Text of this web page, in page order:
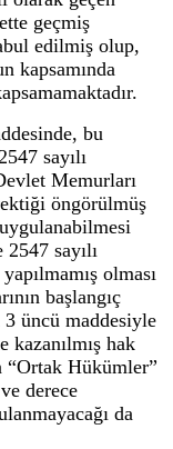
geçmiş
edilmiş olup,
kapsamında
bu
sayılı
Memurları
öngörülmüş
sayılı
olması
başlangıç
3 üncü maddesiyle
hak
“Ortak Hükümler”
derece
da